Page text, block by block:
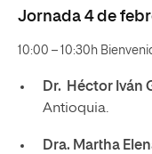
Jornada 4 de
10:00 – 10:30h
Dr. Héctor Iván
Antioquia.
Dra. Martha